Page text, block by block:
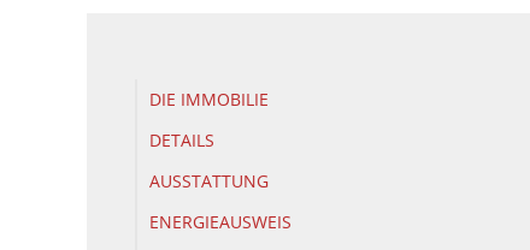
DIE IMMOBILIE
DETAILS
AUSSTATTUNG
ENERGIEAUSWEIS